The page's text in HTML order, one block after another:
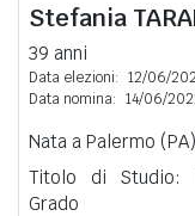
Stefania
39 anni
Data elezioni: 12/06/
Data nomina: 14/06/
Nata a Palermo
Titolo di Studio:
Grado